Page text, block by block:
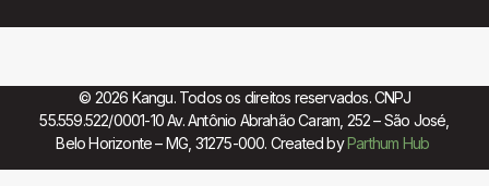
© 2026 Kangu. Todos os direitos reservados. CNPJ
55.559.522/0001-10 Av. Antônio Abrahão Caram, 252 – São José,
Belo Horizonte – MG, 31275-000. Created byParthum Hub